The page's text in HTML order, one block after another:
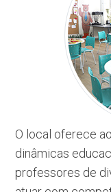
O local oferece
dinâmicas
professores de